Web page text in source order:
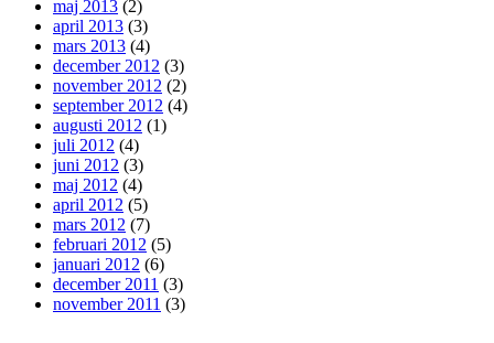
maj 2013 (2)
april 2013 (3)
mars 2013 (4)
december 2012 (3)
november 2012 (2)
september 2012 (4)
augusti 2012 (1)
juli 2012 (4)
juni 2012 (3)
maj 2012 (4)
april 2012 (5)
mars 2012 (7)
februari 2012 (5)
januari 2012 (6)
december 2011 (3)
november 2011 (3)